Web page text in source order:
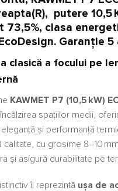
putere 10,5
73,5%, clasa
Garanție 5
clasică a focului pe
KAWMET P7 (10,5 kW)
spațiilor medii,
și performanță
calitate, cu grosime 8–10
și asigură durabilitate pe
îl reprezintă ușa de